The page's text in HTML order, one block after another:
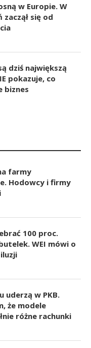
w Europie. W
zaczął się od
dziś największą
pokazuje, co
biznes
farmy
Hodowcy i firmy
100 proc.
WEI mówi o
uderzą w PKB.
że modele
różne rachunki